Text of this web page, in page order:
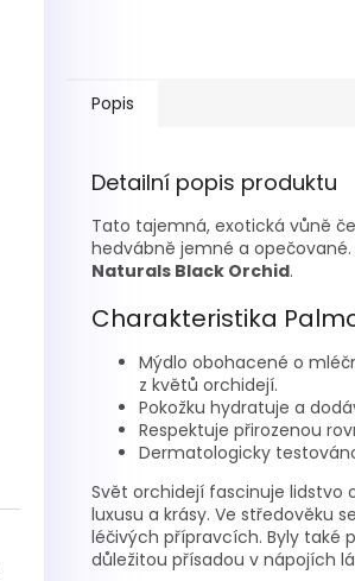
Popis
Detailní popis produktu
Tato tajemná, exotická vůně
hedvábně jemné a
Naturals Black Orchid.
Charakteristika
Mýdlo obohacené o
z květů orchidejí.
Pokožku hydratuje a
Respektuje přirozenou
Dermatologicky
Svět orchidejí fascinuje lidstvo
luxusu a krásy. Ve středověku
léčivých přípravcích. Byly také
důležitou přísadou v nápojích